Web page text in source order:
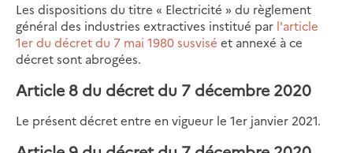
Les dispositions du titre « Electricité » du règlement
général des industries extractives institué par l'article
1er du décret du 7 mai 1980 susvisé et annexé à ce
décret sont abrogées.
Article 8 du décret du 7 décembre 2020
Le présent décret entre en vigueur le 1er janvier 2021.